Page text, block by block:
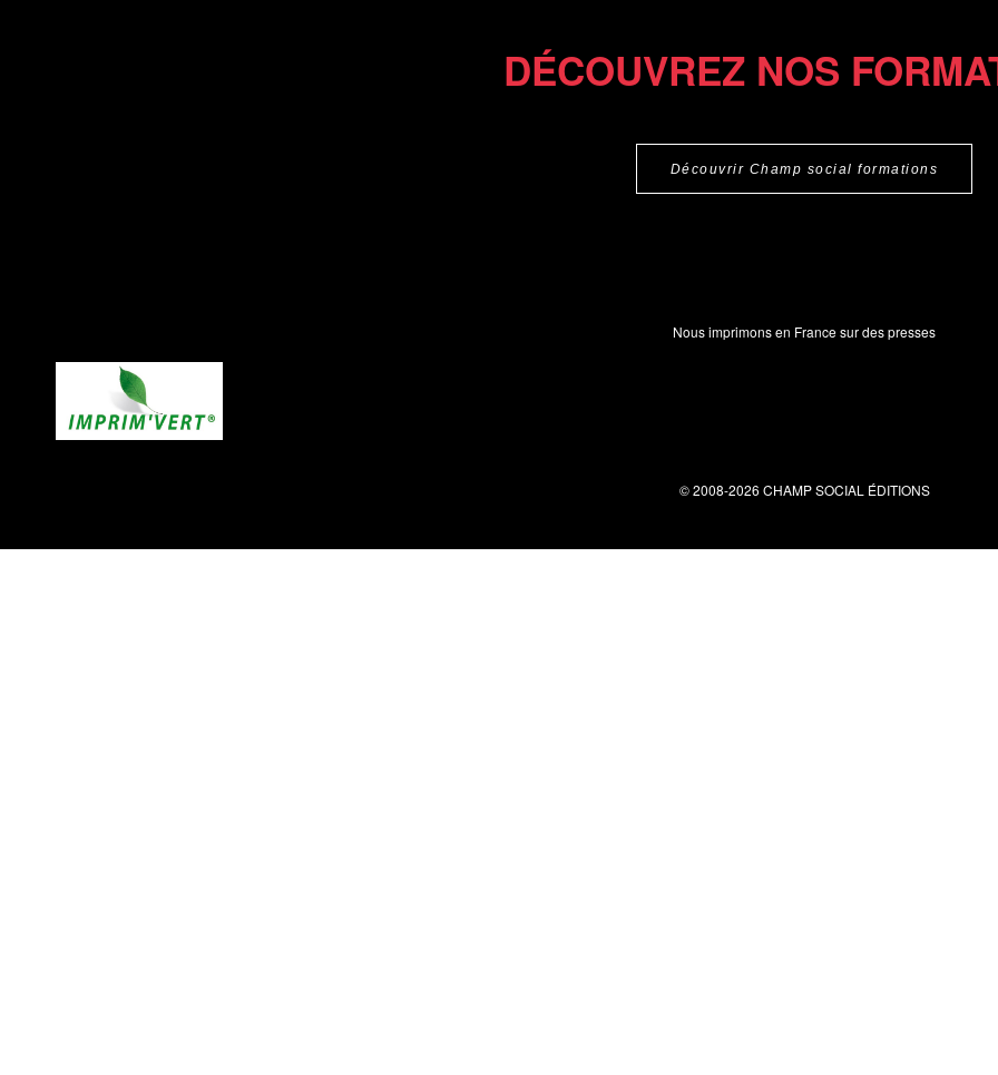
DÉCOUVREZ NOS
Découvrir Champ social formations
Nous imprimons en France sur des presses
© 2008-2026 CHAMP SOCIAL ÉDITIONS